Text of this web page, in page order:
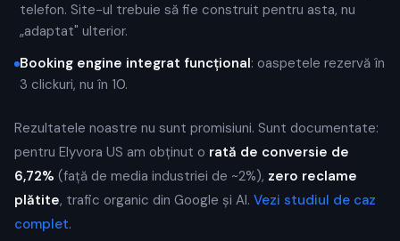
telefon. Site-ul trebuie să fie construit pentru asta, nu
„adaptat" ulterior.
Booking engine integrat funcțional: oaspetele rezervă în
3 clickuri, nu în 10.
Rezultatele noastre nu sunt promisiuni. Sunt documentate:
pentru Elyvora US am obținut o rată de conversie de
6,72% (față de media industriei de ~2%), zero reclame
plătite, trafic organic din Google și AI. Vezi studiul de caz
complet.